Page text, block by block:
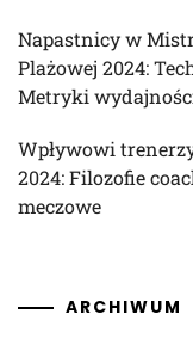
Napastnicy w
Plażowej 2024:
Metryki
Wpływowi
2024: Filozofie
meczowe
ARCHIWUM